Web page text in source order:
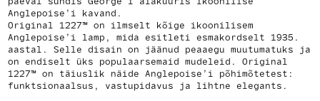
Anglepoise’i kavand.
Original 1227™ on ilmselt kõige ikoonilisem
Anglepoise’i lamp, mida esitleti esmakordselt 1935.
aastal. Selle disain on jäänud peaaegu muutumatuks ja
on endiselt üks populaarsemaid mudeleid. Original
1227™ on täiuslik näide Anglepoise’i põhimõtetest:
funktsionaalsus, vastupidavus ja lihtne elegants.